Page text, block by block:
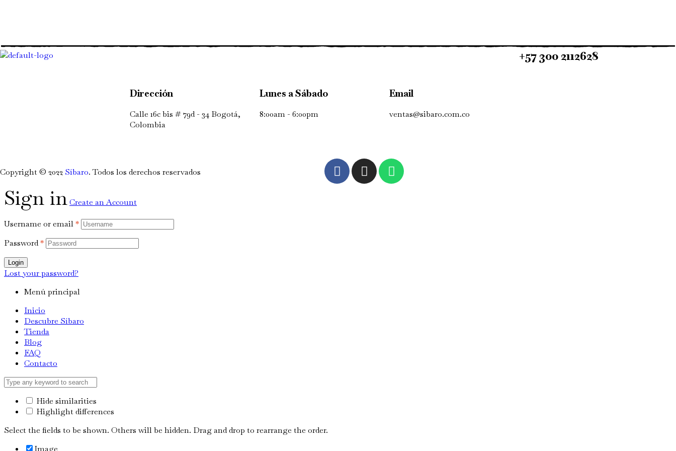
Dirección
Calle 16c bis # 79d - 34 Bogotá,
Colombia
Lunes a Sábado
8:00am - 6:00pm
Email
ventas@sibaro.com.co
+57 300 2112628
Copyright © 2022 Síbaro. Todos los derechos reservados
Sign inCreate an Account
Username or email*
Password*
Login
Lost your password?
Menú principal
Inicio
Descubre Síbaro
Tienda
Blog
FAQ
Contacto
Hide similarities
Highlight differences
Select the fields to be shown. Others will be hidden. Drag and drop to rearrange the order.